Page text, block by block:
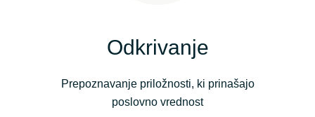
Odkrivanje
Prepoznavanje priložnosti, ki prinašajo
poslovno vrednost